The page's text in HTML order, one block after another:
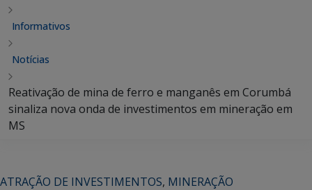
Informativos
Notícias
Reativação de mina de ferro e manganês em Corumbá
sinaliza nova onda de investimentos em mineração em
MS
ATRAÇÃO DE INVESTIMENTOS, MINERAÇÃO